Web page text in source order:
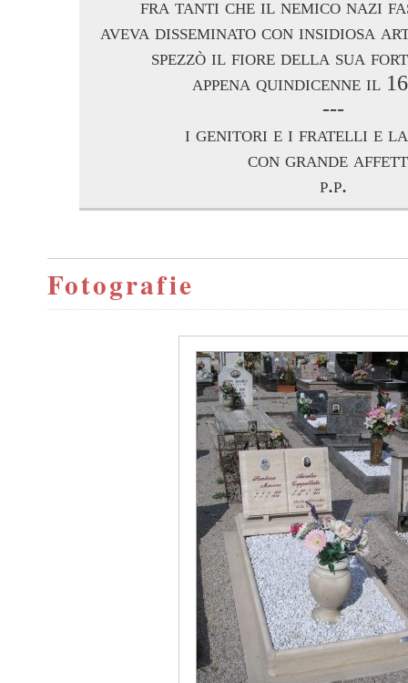
fra tanti che il nemico nazi
aveva disseminato con insidiosa
spezzò il fiore della sua
appena quindicenne il
---
i genitori e i fratelli e
con grande
p.p.
Fotografie